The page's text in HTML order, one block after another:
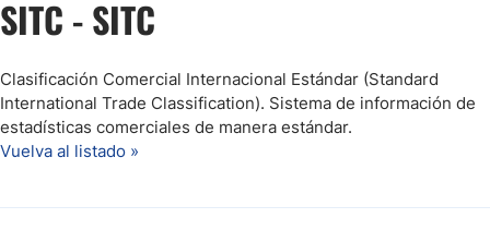
SITC - SITC
Clasificación Comercial Internacional Estándar (Standard
International Trade Classification). Sistema de información de
estadísticas comerciales de manera estándar.
Vuelva al listado »